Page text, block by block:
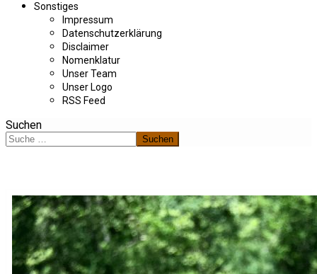
Sonstiges
Impressum
Datenschutzerklärung
Disclaimer
Nomenklatur
Unser Team
Unser Logo
RSS Feed
Suchen
Suchen